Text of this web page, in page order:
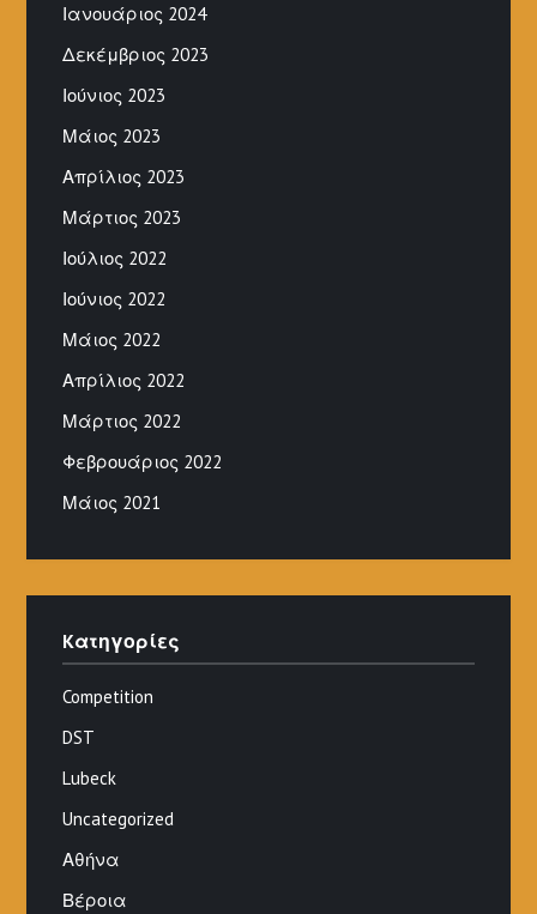
Ιανουάριος 2024
Δεκέμβριος 2023
Ιούνιος 2023
Μάιος 2023
Απρίλιος 2023
Μάρτιος 2023
Ιούλιος 2022
Ιούνιος 2022
Μάιος 2022
Απρίλιος 2022
Μάρτιος 2022
Φεβρουάριος 2022
Μάιος 2021
Kατηγορίες
Competition
DST
Lubeck
Uncategorized
Αθήνα
Βέροια